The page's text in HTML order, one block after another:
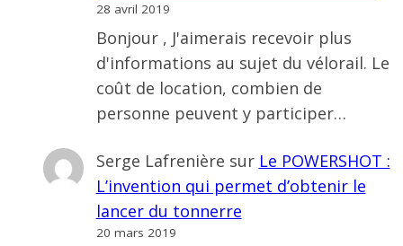
28 avril 2019
Bonjour , J'aimerais recevoir plus
d'informations au sujet du vélorail. Le
coût de location, combien de
personne peuvent y participer…
Serge Lafrenière sur Le POWERSHOT :
L’invention qui permet d’obtenir le
lancer du tonnerre
20 mars 2019